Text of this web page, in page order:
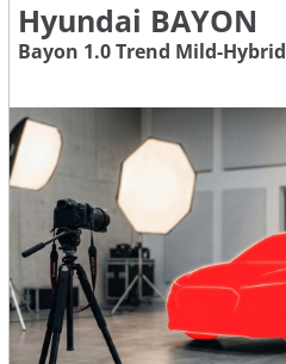
Hyundai BAYON
Bayon 1.0 Trend Mild-Hybrid